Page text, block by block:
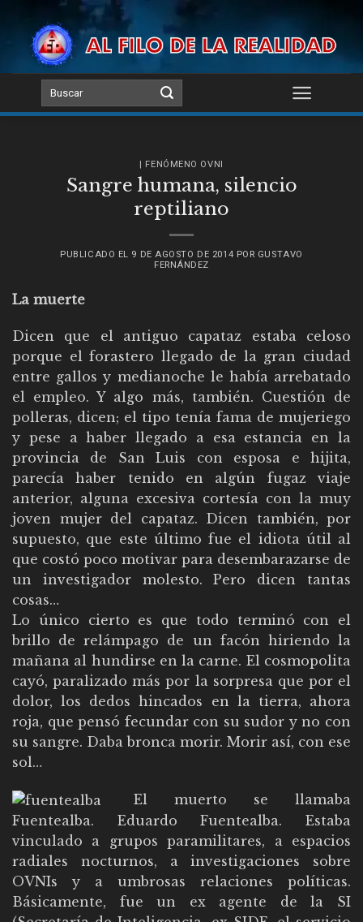
content
| FENÓMENO OVNI
Sangre humana, silencio
reptiliano
PUBLICADO EL 9 DE AGOSTO DE 2014 POR GUSTAVO
FERNÁNDEZ
La muerte
Dicen que el antiguo capataz estaba celoso
porque el forastero llegado de la gran ciudad
entre gallos y medianoche le había arrebatado
el empleo. Y algo más, también. Cuestión de
polleras, dicen; el tipo tenía fama de mujeriego
y pese a haber llegado a esa estancia en la
provincia de San Luis con esposa e hijita,
parecía haber tenido en algún fugaz viaje
anterior, alguna excesiva cortesía con la muy
joven mujer del capataz. Dicen también, por
supuesto, que este último fue el idiota útil al
que costó poco motivar para desembarazarse de
un investigador molesto. Pero dicen tantas
cosas…
Lo único cierto es que todo terminó con el
brillo de relámpago de un facón hiriendo la
mañana al hundirse en la carne. El cosmopolita
cayó, paralizado más por la sorpresa que por el
dolor, los dedos hincados en la tierra, ahora
roja, que pensó fecundar con su sudor y no con
su sangre. Daba bronca morir. Morir así, con ese
sol…
El muerto se llamaba
Fuentealba. Eduardo Fuentealba. Estaba
vinculado a grupos paramilitares, a espacios
radiales nocturnos, a investigaciones sobre
OVNIs y a umbrosas relaciones políticas.
Básicamente, fue un ex agente de la SI